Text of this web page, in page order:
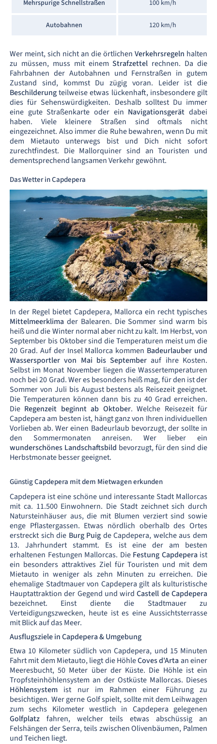
Mehrspurige Schnellstraßen 100 km/h
Autobahnen 120 km/h
Wer meint, sich nicht an die örtlichen Verkehrsregeln halten
zu müssen, muss mit einemStrafzettel rechnen. Da die
Fahrbahnen der Autobahnen und Fernstraßen in gutem
Zustand sind, kommst Du zügig voran. Leider ist die
Beschilderungteilweise etwas lückenhaft, insbesondere gilt
dies für Sehenswürdigkeiten. Deshalb solltest Du immer
eine gute Straßenkarte oder ein Navigationsgerät dabei
haben. Viele kleinere Straßen sind oftmals nicht
eingezeichnet. Also immer die Ruhe bewahren, wenn Du mit
dem Mietauto unterwegs bist und Dich nicht sofort
zurechtfindest. Die Mallorquiner sind an Touristen und
dementsprechend langsamen Verkehr gewöhnt.
Das Wetter in Capdepera
In der Regel bietet Capdepera, Mallorca ein recht typisches
Mittelmeerklima der Balearen. Die Sommer sind warm bis
heiß und die Winter normal aber nicht zu kalt. Im Herbst, von
September bis Oktober sind die Temperaturen meist um die
20 Grad. Auf der Insel Mallorca kommen Badeurlauber und
Wassersportler von Mai bis September auf ihre Kosten.
Selbst im Monat November liegen die Wassertemperaturen
noch bei 20 Grad. Wer es besonders heiß mag, für den ist der
Sommer von Juli bis August bestens als Reisezeit geeignet.
Die Temperaturen können dann bis zu 40 Grad erreichen.
Die Regenzeit beginnt ab Oktober. Welche Reisezeit für
Capdepera am besten ist, hängt ganz von Ihren individuellen
Vorlieben ab. Wer einen Badeurlaub bevorzugt, der sollte in
den Sommermonaten anreisen. Wer lieber ein
wunderschönes Landschaftsbild bevorzugt, für den sind die
Herbstmonate besser geeignet.
Günstig Capdepera mit dem Mietwagen erkunden
Capdepera ist eine schöne und interessante Stadt Mallorcas
mit ca. 11.500 Einwohnern. Die Stadt zeichnet sich durch
Natursteinhäuser aus, die mit Blumen verziert sind sowie
enge Pflastergassen. Etwas nördlich oberhalb des Ortes
erstreckt sich die Burg Puig de Capdepera, welche aus dem
13. Jahrhundert stammt. Es ist eine der am besten
erhaltenen Festungen Mallorcas. Die Festung Capdepera ist
ein besonders attraktives Ziel für Touristen und mit dem
Mietauto in weniger als zehn Minuten zu erreichen. Die
ehemalige Stadtmauer von Capdepera gilt als kulturistische
Hauptattraktion der Gegend und wirdCastell de Capdepera
bezeichnet. Einst diente die Stadtmauer zu
Verteidigungszwecken, heute ist es eine Aussichtsterrasse
mit Blick auf das Meer.
Ausflugsziele in Capdepera & Umgebung
Etwa 10 Kilometer südlich von Capdepera, und 15 Minuten
Fahrt mit dem Mietauto, liegt die HöhleCoves d'Arta an einer
Meeresbucht, 50 Meter über der Küste. Die Höhle ist ein
Tropfsteinhöhlensystem an der Ostküste Mallorcas. Dieses
Höhlensystem ist nur im Rahmen einer Führung zu
besichtigen. Wer gerne Golf spielt, sollte mit dem Leihwagen
zum sechs Kilometer westlich in Capdepera gelegenen
Golfplatz fahren, welcher teils etwas abschüssig an
Felshängen der Serra, teils zwischen Olivenbäumen, Palmen
und Teichen liegt.